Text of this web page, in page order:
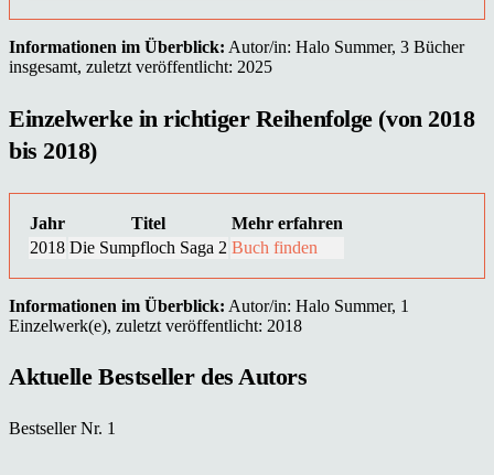
Informationen im Überblick: Autor/in: Halo Summer, 3 Bücher
insgesamt, zuletzt veröffentlicht: 2025
Einzelwerke in richtiger Reihenfolge (von 2018
bis 2018)
Jahr Titel
Mehr erfahren
2018 Die Sumpfloch Saga 2 Buch finden
Informationen im Überblick: Autor/in: Halo Summer, 1
Einzelwerk(e), zuletzt veröffentlicht: 2018
Aktuelle Bestseller des Autors
Bestseller Nr. 1